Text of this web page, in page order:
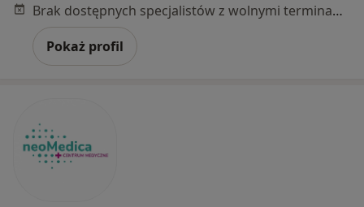
Brak dostępnych specjalistów z wolnymi terminami w tym centrum medycznym.
Pokaż profil